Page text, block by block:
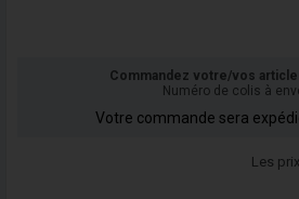
Commandez votre/vos
Numéro de colis à
Votre commande sera
Les